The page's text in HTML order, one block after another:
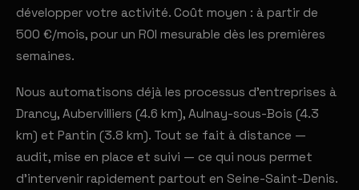
développer votre activité. Coût moyen : à partir de
500 €/mois, pour un ROI mesurable dès les premières
semaines.
Nous automatisons déjà les processus d'entreprises à
Drancy, Aubervilliers (4.6 km), Aulnay-sous-Bois (4.3
km) et Pantin (3.8 km). Tout se fait à distance —
audit, mise en place et suivi — ce qui nous permet
d'intervenir rapidement partout en Seine-Saint-Denis.